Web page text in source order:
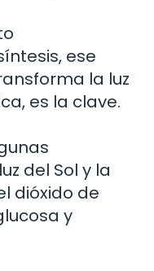
ese
la luz
es la clave.
del Sol y la
dióxido de
y